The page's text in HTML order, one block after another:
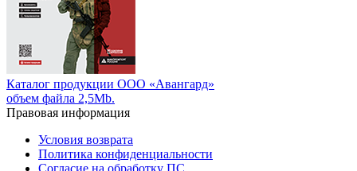
Каталог продукции ООО «Авангард»
объем файла 2,5Mb.
Правовая информация
Условия возврата
Политика конфиденциальности